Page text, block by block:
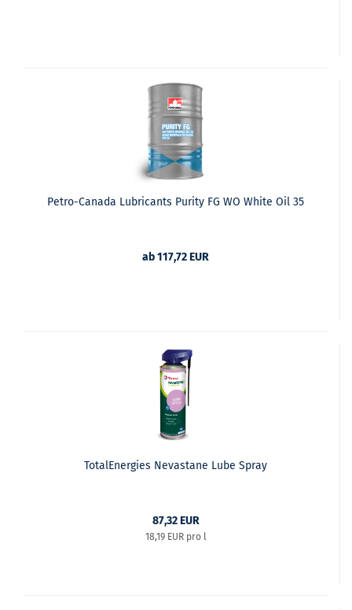
Petro-Canada Lubricants Purity FG WO White Oil 35
ab 117,72 EUR
TotalEnergies Nevastane Lube Spray
87,32 EUR
18,19 EUR pro l